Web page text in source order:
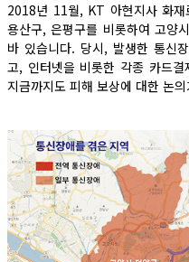
2018년 11월, KT 아현지사 화
용산구, 은평구를 비롯하여 고양
바 있습니다. 당시, 발생한 통신
고, 인터넷을 비롯한 각종 카드
지금까지도 피해 보상에 대한 논